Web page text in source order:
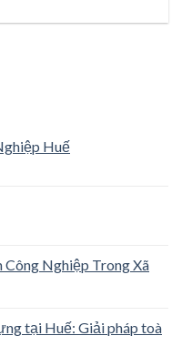
Huế
Công Nghiệp Trong Xã
tại Huế: Giải pháp toà